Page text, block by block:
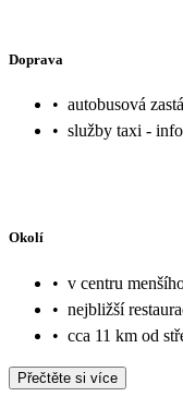
Doprava
• autobusová
• služby taxi -
Okolí
• v centru
• nejbližší
• cca 11 km od
Přečtěte si více